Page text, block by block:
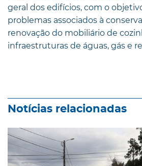
geral dos edifícios, com o
problemas associados à
renovação do mobiliário de
infraestruturas de águas, gás e
Notícias relacionadas